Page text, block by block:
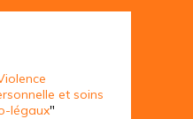
et soins
légaux"